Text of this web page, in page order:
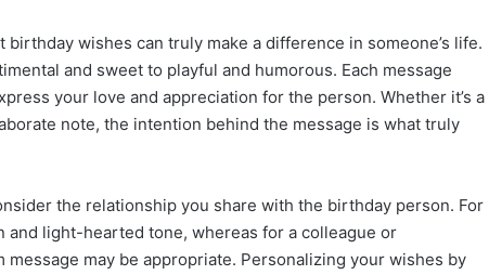
wishes can truly make a difference in someone’s life.
and sweet to playful and humorous. Each message
your love and appreciation for the person. Whether it’s a
note, the intention behind the message is what truly
the relationship you share with the birthday person. For
and light-hearted tone, whereas for a colleague or
message may be appropriate. Personalizing your wishes by